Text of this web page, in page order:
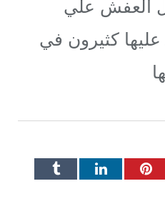
العفش علي
عليها كثيرون في
Pinterest
LinkedIn
Tumblr